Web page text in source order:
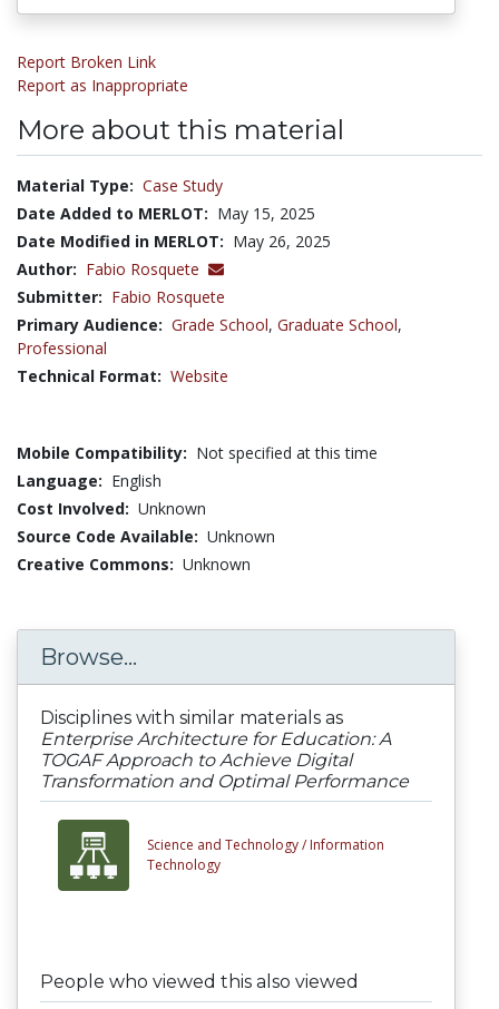
Report Broken Link
Report as Inappropriate
More about this material
Material Type: Case Study
Date Added to MERLOT: May 15, 2025
Date Modified in MERLOT: May 26, 2025
Author: Fabio Rosquete
Submitter: Fabio Rosquete
Primary Audience: Grade School, Graduate School,
Professional
Technical Format: Website
Mobile Compatibility: Not specified at this time
Language: English
Cost Involved: Unknown
Source Code Available: Unknown
Creative Commons: Unknown
Browse...
Disciplines with similar materials as
Enterprise Architecture for Education: A
TOGAF Approach to Achieve Digital
Transformation and Optimal Performance
Science and Technology / Information
Technology
People who viewed this also viewed